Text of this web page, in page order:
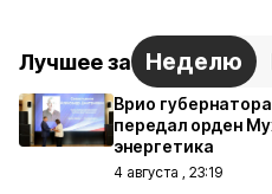
Лучшее за Неделю
Врио
передал орден
энергетика
4 августа , 23:19